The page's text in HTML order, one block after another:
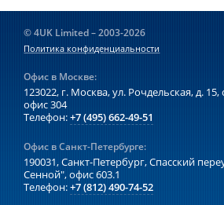
© 4UK Limited – 2003-2026
Политика конфиденциальности
Офис в Москве:
123022, г. Москва, ул. Рочдельская, д. 15,
офис 304
Телефон:+7 (495) 662-49-51
Офис в Санкт-Петербурге:
190031, Санкт-Петербург, Спасский
Сенной", офис 603.1
Телефон:+7 (812) 490-74-52